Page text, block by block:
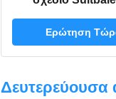
ακτίνων CCS
πολυ νερό
Ερώτηση
Δευτερεύουσα